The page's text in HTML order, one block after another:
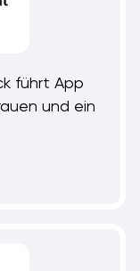
führt App
und ein